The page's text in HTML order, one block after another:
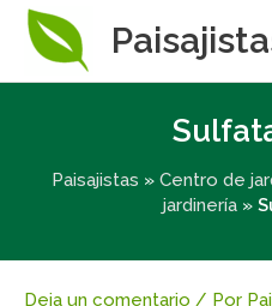
Paisajistas » Centro de
jardinería »
Deja un comentario / Por